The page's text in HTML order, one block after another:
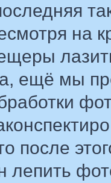
на
ещё мы
после
лепить